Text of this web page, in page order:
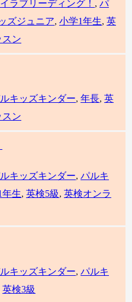
ラブリーディング！ , パ
ズジュニア, 小学1年生, 英
ン
キッズキンダー, 年長, 英
ン
キッズキンダー, パルキ
年生, 英検5級, 英検オンラ
キッズキンダー, パルキ
英検3級